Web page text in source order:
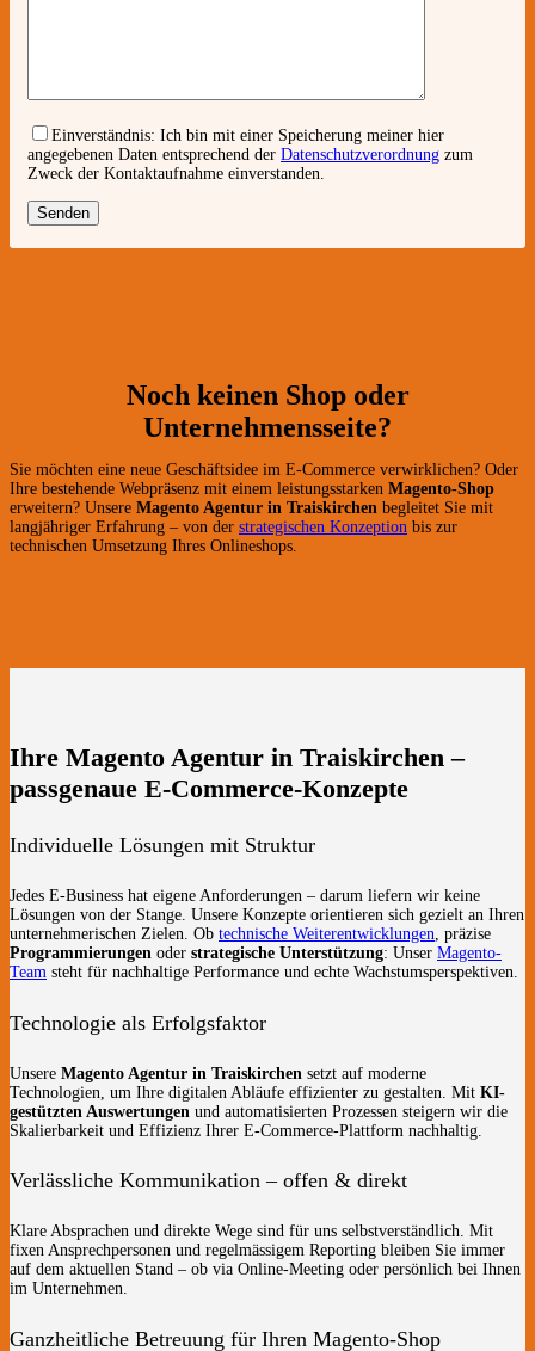
Einverständnis: Ich bin mit einer Speicherung meiner hier
angegebenen Daten entsprechend der Datenschutzverordnung zum
Zweck der Kontaktaufnahme einverstanden.
Noch keinen Shop oder
Unternehmensseite?
Sie möchten eine neue Geschäftsidee im E-Commerce verwirklichen? Oder
Ihre bestehende Webpräsenz mit einem leistungsstarken Magento-Shop
erweitern? Unsere Magento Agentur in Traiskirchen begleitet Sie mit
langjähriger Erfahrung – von der strategischen Konzeption bis zur
technischen Umsetzung Ihres Onlineshops.
Ihre Magento Agentur in Traiskirchen –
passgenaue E-Commerce-Konzepte
Individuelle Lösungen mit Struktur
Jedes E-Business hat eigene Anforderungen – darum liefern wir keine
Lösungen von der Stange. Unsere Konzepte orientieren sich gezielt an Ihren
unternehmerischen Zielen. Ob technische Weiterentwicklungen , präzise
Programmierungen oder strategische Unterstützung: Unser Magento-
Team steht für nachhaltige Performance und echte Wachstumsperspektiven.
Technologie als Erfolgsfaktor
Unsere Magento Agentur in Traiskirchen setzt auf moderne
Technologien, um Ihre digitalen Abläufe effizienter zu gestalten. Mit KI-
gestützten Auswertungen und automatisierten Prozessen steigern wir die
Skalierbarkeit und Effizienz Ihrer E-Commerce-Plattform nachhaltig.
Verlässliche Kommunikation – offen & direkt
Klare Absprachen und direkte Wege sind für uns selbstverständlich. Mit
fixen Ansprechpersonen und regelmässigem Reporting bleiben Sie immer
auf dem aktuellen Stand – ob via Online-Meeting oder persönlich bei Ihnen
im Unternehmen.
Ganzheitliche Betreuung für Ihren Magento-Shop